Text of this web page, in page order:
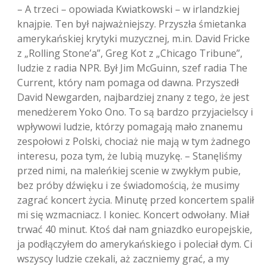
– A trzeci – opowiada Kwiatkowski – w irlandzkiej
knajpie. Ten był najważniejszy. Przyszła śmietanka
amerykańskiej krytyki muzycznej, m.in. David Fricke
z „Rolling Stone’a”, Greg Kot z „Chicago Tribune”,
ludzie z radia NPR. Był Jim McGuinn, szef radia The
Current, który nam pomaga od dawna. Przyszedł
David Newgarden, najbardziej znany z tego, że jest
menedżerem Yoko Ono. To są bardzo przyjacielscy i
wpływowi ludzie, którzy pomagają mało znanemu
zespołowi z Polski, chociaż nie mają w tym żadnego
interesu, poza tym, że lubią muzykę. – Stanęliśmy
przed nimi, na maleńkiej scenie w zwykłym pubie,
bez próby dźwięku i ze świadomością, że musimy
zagrać koncert życia. Minutę przed koncertem spalił
mi się wzmacniacz. I koniec. Koncert odwołany. Miał
trwać 40 minut. Ktoś dał nam gniazdko europejskie,
ja podłączyłem do amerykańskiego i poleciał dym. Ci
wszyscy ludzie czekali, aż zaczniemy grać, a my